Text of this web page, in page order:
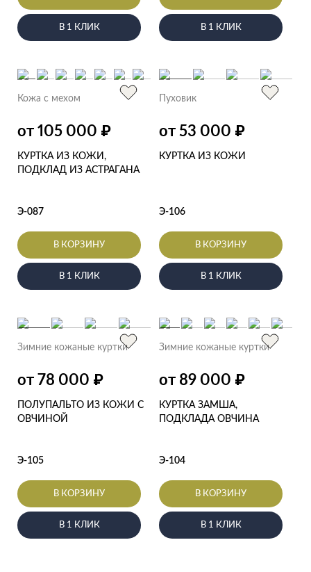
В 1 КЛИК В 1 КЛИК
Кожа с мехом
от 105 000 ₽
КУРТКА ИЗ КОЖИ,
ПОДКЛАД ИЗ АСТРАГАНА
Э-087
В КОРЗИНУ
В 1 КЛИК
Пуховик
от 53 000 ₽
КУРТКА ИЗ КОЖИ
Э-106
В КОРЗИНУ
В 1 КЛИК
Зимние кожаные куртки
от 78 000 ₽
ПОЛУПАЛЬТО ИЗ КОЖИ С
ОВЧИНОЙ
Э-105
В КОРЗИНУ
В 1 КЛИК
Зимние кожаные куртки
от 89 000 ₽
КУРТКА ЗАМША,
ПОДКЛАДА ОВЧИНА
Э-104
В КОРЗИНУ
В 1 КЛИК